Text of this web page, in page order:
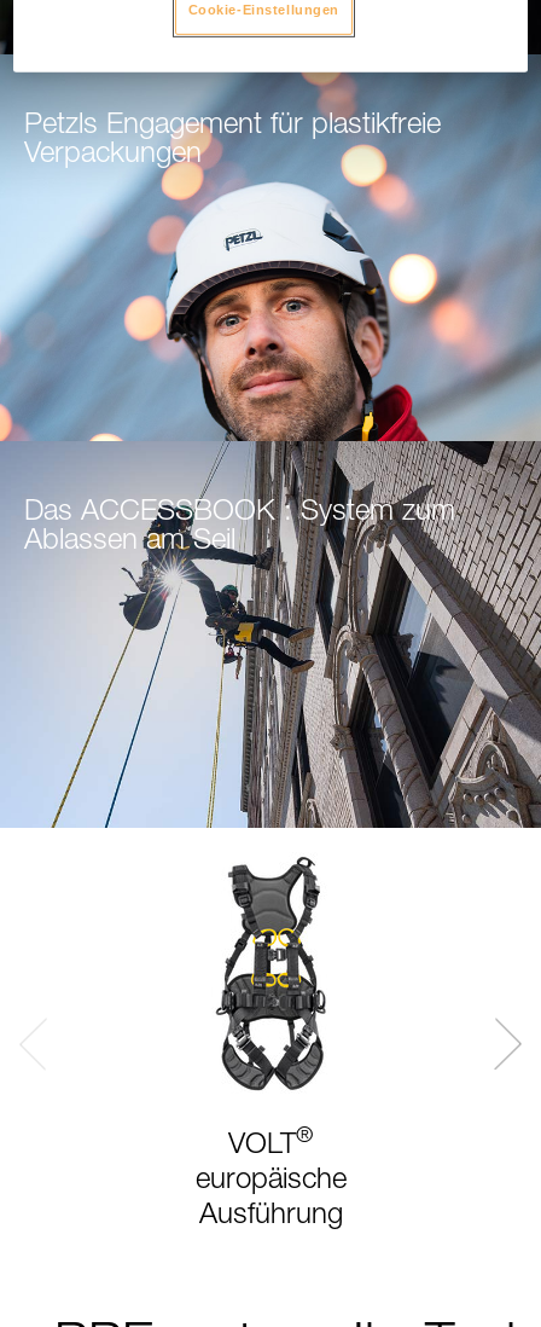
Petzls Engagement für plastikfreie
Verpackungen
Das ACCESSBOOK : System zum
Ablassen am Seil
VOLT ®
europäische
Ausführung
Cookie-Einstellungen